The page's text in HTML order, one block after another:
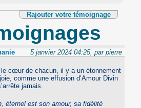
Rajouter votre témoignage
5 janvier 2024 04:25, par pierre
le cœur de chacun, il y a un étonnement
comme une effusion d’Amour Divin
jamais.
éternel est son amour, sa fidélité